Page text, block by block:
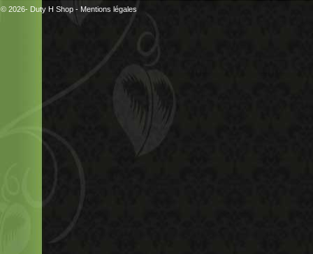
© 2026- Duty H Shop - Mentions légales